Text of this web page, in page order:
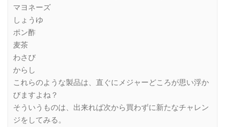
マヨネーズ
しょうゆ
ポン酢
麦茶
わさび
からし
これらのような製品は、直ぐにメジャーどころが思い浮か
びますよね？
そういうものは、出来れば次から買わずに新たなチャレン
ジをしてみる。